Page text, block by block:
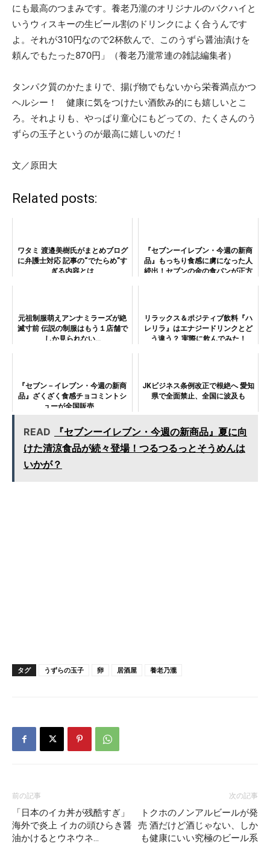
にも最高のつまみです。養老乃瀧のオリジナルのバクハイと
いうウィスキーの生ビール割のドリンクによく合うんです
よ。それが310円なので2杯飲んで、このうずら醤油漬けを
頼んでもたった870円」（養老乃瀧常連の雑誌編集者）
タンパク質のかたまりで、揚げ物でもないから栄養満点かつ
ヘルシー！ 健康に気をつけたい酒飲み的にも嬉しいとこ
ろ。それよりも、やっぱり童心にもどっての、たくさんのう
ずらの玉子というのが最高に嬉しいのだ！
文／原田大
Related posts:
ワタミ 渡邉美樹氏がまとめブログ
に弁護士対応 記事の“でたらめ”す
ぎる内容とは
『セブンーイレブン・今週の新商
品』もっちり食感に虜になった人
続出！セブンの金の食パンが正方
元祖制服萌えアンナミラーズが絶
滅寸前 伝説の制服はもう１店舗で
しか見られない…
リラックス＆ポジティブ飲料『ハ
レリラ』はエナジードリンクとど
う違う？ 実際に飲んでみた！
『セブン－イレブン・今週の新商
品』ざくざく食感チョコミントシ
ューが全国販売
JKビジネス条例改正で根絶へ 愛知
県で全面禁止、全国に波及も
READ
『セブンーイレブン・今週の新商品』夏に向
けた清涼食品が続々登場！つるつるっとそうめんは
いかが？
タグ うずらの玉子 卵 居酒屋 養老乃瀧
前の記事
「日本のイカ丼が残酷すぎ」
海外で炎上 イカの頭ひらき醤
油かけるとウネウネ…
次の記事
トクホのノンアルビールが発
売 酒だけど酒じゃない、しか
も健康にいい究極のビール系